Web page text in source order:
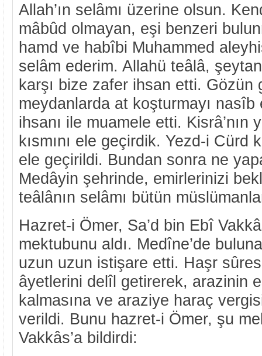
Allah’ın selâmı üzerine olsun.
mâbûd olmayan, eşi benzeri
hamd ve habîbi Muhammed
selâm ederim. Allahü teâlâ,
karşı bize zafer ihsan etti. Gözün
meydanlarda at koşturmayı
ihsanı ile muamele etti. Kisrâ’nın
kısmını ele geçirdik. Yezd-i Cürd
ele geçirildi. Bundan sonra ne
Medâyin şehrinde, emirlerinizi
teâlânın selâmı bütün
Hazret-i Ömer, Sa’d bin Ebî
mektubunu aldı. Medîne’de
uzun uzun istişare etti. Haşr
âyetlerini delîl getirerek, arazinin
kalmasına ve araziye haraç
verildi. Bunu hazret-i Ömer, şu
Vakkâs’a bildirdi: